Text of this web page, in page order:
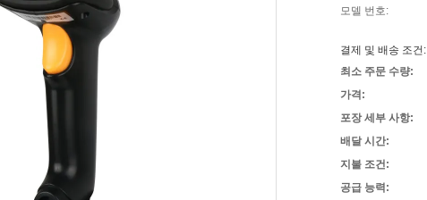
모델 번호:
결제 및 배송 조건:
최소 주문 수량:
가격:
포장 세부 사항:
배달 시간:
지불 조건:
공급 능력: